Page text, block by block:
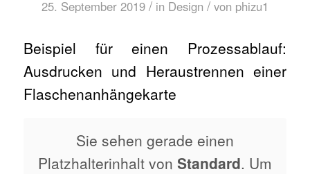
25. September 2019 / in Design / von phizu1
Beispiel für einen Prozessablauf:
Ausdrucken und Heraustrennen einer
Flaschenanhängekarte
Sie sehen gerade einen
Platzhalterinhalt von Standard. Um